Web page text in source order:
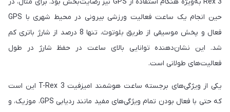
حین انجام یک ساعت فعالیت ورزشی بیرونی در محیط شهری با GPS
فعال و پخش موسیقی از طریق بلوتوث، تنها 8 درصد از شارژ باتری کم
شد. این نشان‌دهنده توانایی بالای ساعت در حفظ شارژ در طول
فعالیت‌های طولانی است.
یکی از ویژگی‌های برجسته ساعت هوشمند امیزفیت T-Rex 3 این است
که حتی با فعال بودن تمام ویژگی‌های مفید مانند ردیابی GPS، موزیک، و